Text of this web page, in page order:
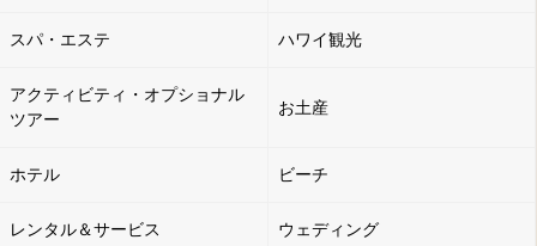
スパ・エステ ハワイ観光
アクティビティ・オプショナル
ツアー
お土産
ホテル ビーチ
レンタル＆サービス ウェディング